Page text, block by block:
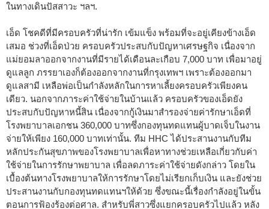
ในทางเดินปัสสาวะ ฯลฯ.
เอ็ด โชคดีที่มีครอบครัวที่น่ารัก เข้มแข็ง พร้อมที่จะอยู่เคียงข้างเอ็ด
เสมอ ช่วงที่เอ็ดป่วย ครอบครัวประสบกับปัญหาเศรษฐกิจ เนื่องจาก
แม่ยอมลาออกจากงานที่มีรายได้เดือนละเกือบ 7,000 บาท เพื่อมาอยู่
ดูแลลูก ภรรยาเองก็ต้องออกจากงานที่กรุงเทพฯ เพราะต้องออกมา
ดูแลสามี เหลือพ่อเป็นกำลังหลักในการหาเลี้ยงครอบครัวเพียงคน
เดียว. นอกจากภาระค่าใช้จ่ายในบ้านแล้ว ครอบครัวของเอ็ดยัง
ประสบกับปัญหาหนี้สิน เนื่องจากกู้เงินมาสำรองจ่ายค่ารักษาเอ็ดที่
โรงพยาบาลเอกชน 360,000 บาทซึ่งกองทุนทดแทนผู้บาดเจ็บในงาน
จ่ายให้เพียง 160,000 บาทเท่านั้น. ทีม HHC ได้ประสานงานกับทีม
หลักประกันสุขภาพของโรงพยาบาลเพื่อหาทางช่วยเหลือเกี่ยวกับค่า
ใช้จ่ายในการรักษาพยาบาล เพื่อลดภาระค่าใช้จ่ายดังกล่าว โดยใน
เบื้องต้นทางโรงพยาบาลให้การรักษาโดยไม่เรียกเก็บเงิน และยังช่วย
ประสานงานกับกองทุนทดแทนฯให้ด้วย ซึ่งขณะนี้เรื่องกำลังอยู่ในขั้น
ตอนการฟ้องร้องต่อศาล. สำหรับพี่สาวซึ่งแยกครอบครัวไปแล้ว หลัง